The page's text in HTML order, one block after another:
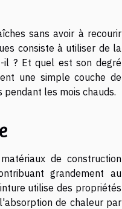
sans avoir à recourir
consiste à utiliser de la
il ? Et quel est son degré
une simple couche de
les mois chauds.
de construction
grandement au
utilise des propriétés
de chaleur par